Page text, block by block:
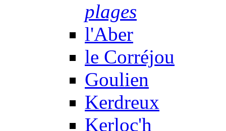
plages
l'Aber
le Corréjou
Goulien
Kerdreux
Kerloc'h